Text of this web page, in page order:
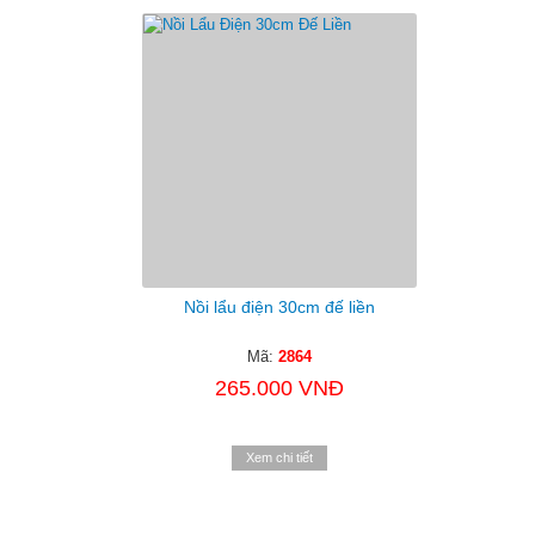
Nồi lẩu điện 30cm đế liền
Mã: 2864
265.000 VNĐ
Xem chi tiết